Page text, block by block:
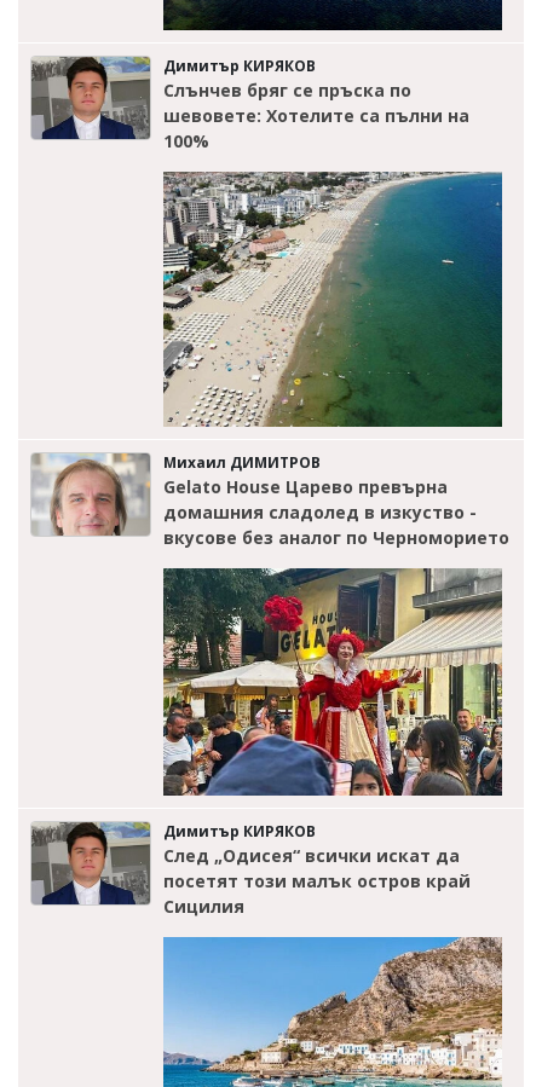
Димитър КИРЯКОВ
Слънчев бряг се пръска по
шевовете: Хотелите са пълни на
100%
Михаил ДИМИТРОВ
Gelato House Царево превърна
домашния сладолед в изкуство -
вкусове без аналог по Черноморието
Димитър КИРЯКОВ
След „Одисея“ всички искат да
посетят този малък остров край
Сицилия